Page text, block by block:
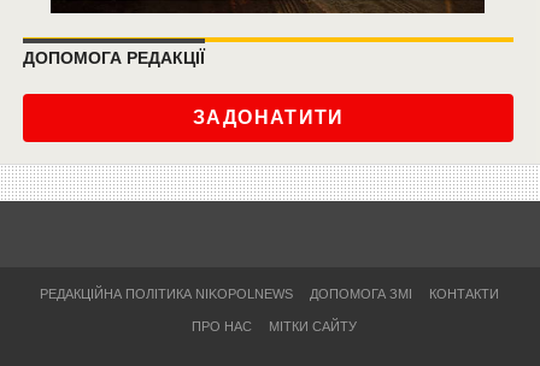
ДОПОМОГА РЕДАКЦІЇ
ЗАДОНАТИТИ
РЕДАКЦІЙНА ПОЛІТИКА NIKOPOLNEWS ДОПОМОГА ЗМІ КОНТАКТИ
ПРО НАС МІТКИ САЙТУ